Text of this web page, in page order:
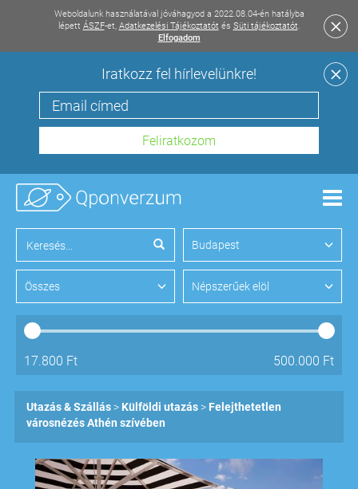
Weboldalunk használatával jóváhagyod a 2022.08.04-én hatályba
lépett ÁSZF-et, Adatkezelési Tájékoztatót és Süti tájékoztatót.
Elfogadom
Iratkozz fel hírlevelünkre!
Budapest
Összes Népszerűek elöl
17.800 Ft 500.000 Ft
Utazás & Szállás Külföldi utazás
Felejthetetlen
városnézés Athén szívében